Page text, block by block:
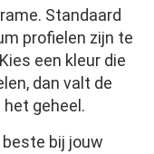
Standaard
profielen zijn te
een kleur die
dan valt de
het geheel.
bij jouw